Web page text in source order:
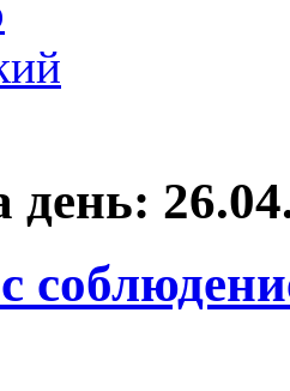
день: